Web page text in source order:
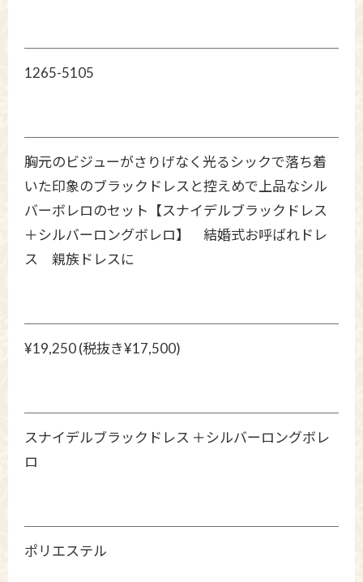
1265-5105
胸元のビジューがさりげなく光るシックで落ち着
いた印象のブラックドレスと控えめで上品なシル
バーボレロのセット【スナイデルブラックドレス
＋シルバーロングボレロ】 結婚式お呼ばれドレ
ス 親族ドレスに
¥19,250 (税抜き¥17,500)
スナイデルブラックドレス ＋シルバーロングボレ
ロ
ポリエステル